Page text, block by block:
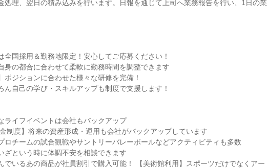
処理、翌日の積み込みを行います。日報を通じて上司へ業務報告を行い、1日の業
全国採用＆勤務地限定！安心してご応募ください！
身の都合に合わせて柔軟に勤務時間を調整できます
ポジションに合わせた様々な研修を完備！
ん自己の学び・スキルアップも制度で支援します！
ライフイベントは会社もバックアップ
制度】将来の資産形成・運用も会社がバックアップしています
ロチームの試合観戦やサントリーバレーボールなどアクティビティも多数
ざという時に体調不安を相談できます
でいるあの商品が社員割引で購入可能！ 【美術館利用】スポーツだけでなくアー